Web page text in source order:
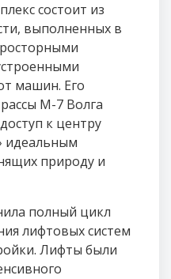
состоит из
выполненных в
машин. Его
М-7 Волга
к центру
идеальным
природу и
полный цикл
лифтовых систем
Лифты были